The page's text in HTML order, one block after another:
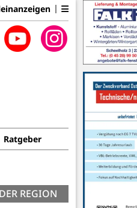
Ratgeber
REGION